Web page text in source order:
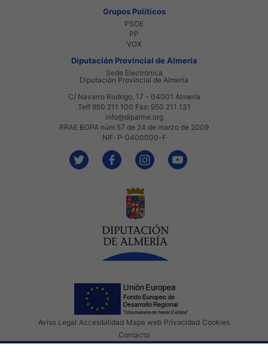
Grupos Políticos
PSOE
PP
VOX
Diputación Provincial de Almería
Sede Electrónica
Diputación Provincial de Almería
C/ Navarro Rodrigo, 17 - 04001 Almería
Telf 950 211 100 Fax: 950 211 131
info@dipalme.org
RRAE BOPA núm 57 de 24 de marzo de 2009
NIF: P-0400000-F
Aviso Legal Accesibilidad Mapa web Privacidad Cookies
Contacto